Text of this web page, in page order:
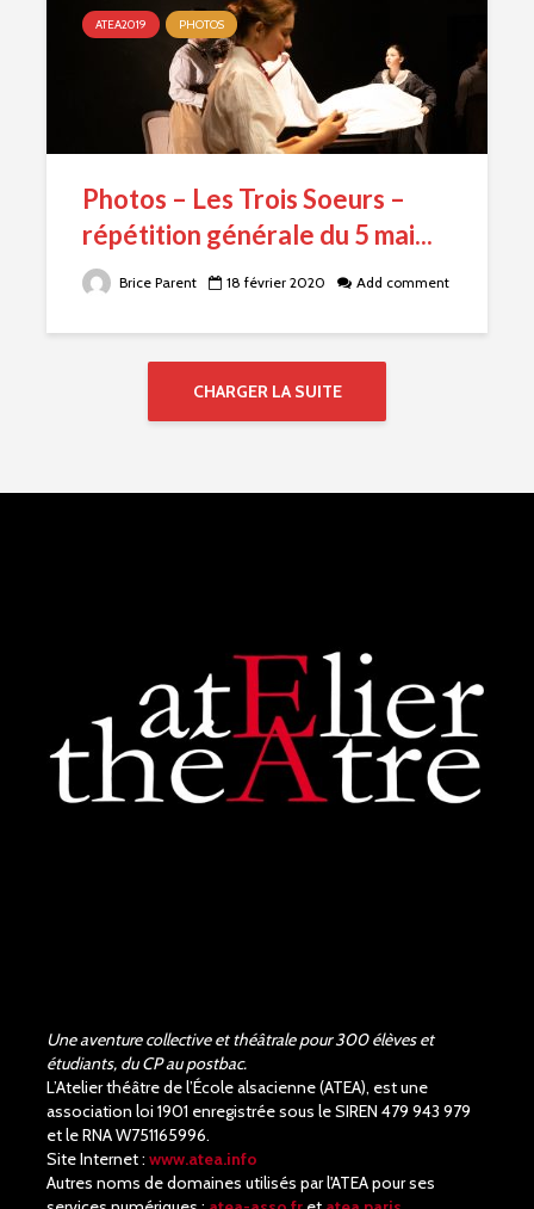
ATEA2019 PHOTOS
Photos – Les Trois Soeurs –
répétition générale du 5 mai...
Brice Parent 18 février 2020 Add comment
CHARGER LA SUITE
Une aventure collective et théâtrale pour 300 élèves et
étudiants, du CP au postbac.
L’Atelier théâtre de l’École alsacienne (ATEA), est une
association loi 1901 enregistrée sous le SIREN 479 943 979
et le RNA W751165996.
Site Internet : www.atea.info
Autres noms de domaines utilisés par l'ATEA pour ses